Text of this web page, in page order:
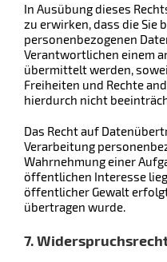
In Ausübung dieses
zu erwirken, dass die Sie
personenbezogenen
Verantwortlichen einem
übermittelt werden,
Freiheiten und Rechte
hierdurch nicht
Das Recht auf
Verarbeitung
Wahrnehmung einer
öffentlichen Interesse
öffentlicher Gewalt
übertragen wurde.
7.